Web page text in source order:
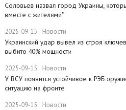
Соловьев назвал город Украины,
вместе с жителями"
2025-09-15 Новости
​Украинский удар вывел из строя
выбито 40% мощности
2025-09-15 Новости
У ВСУ появится устойчивое к РЭБ
ситуацию на фронте
2025-09-15 Новости